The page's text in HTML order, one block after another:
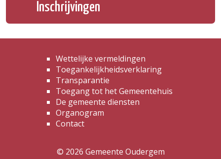
Inschrijvingen
Wettelijke vermeldingen
Toegankelijkheidsverklaring
Transparantie
Toegang tot het Gemeentehuis
De gemeente diensten
Organogram
Contact
© 2026 Gemeente Oudergem